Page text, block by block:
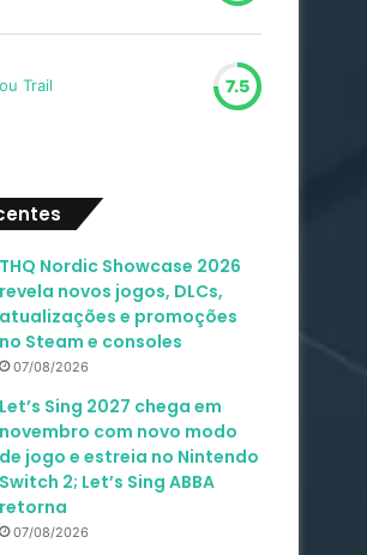
Trail 7.5
THQ Nordic Showcase 2026
revela novos jogos, DLCs,
atualizações e promoções
no Steam e consoles
07/08/2026
Let’s Sing 2027 chega em
novembro com novo modo
de jogo e estreia no Nintendo
Switch 2; Let’s Sing ABBA
retorna
07/08/2026